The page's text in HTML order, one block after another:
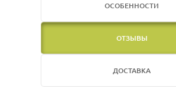
ОСОБЕННОСТИ
ОТЗЫВЫ
ДОСТАВКА